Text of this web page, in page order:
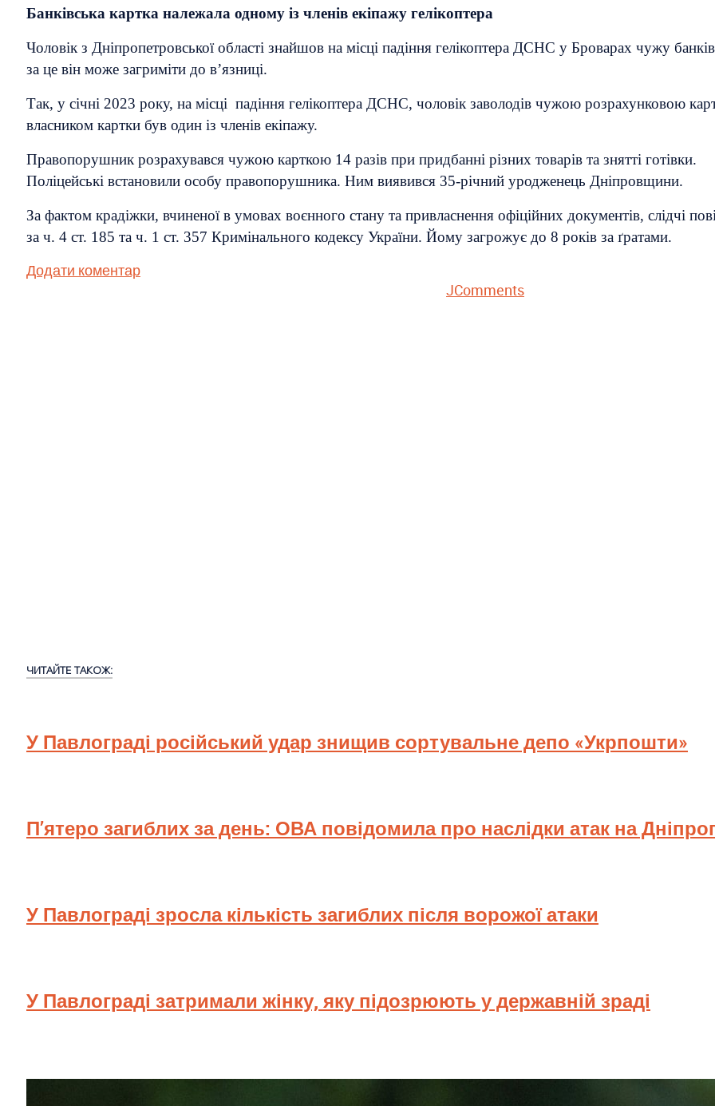
Банківська картка належала одному із членів екіпажу гелікоптера
Чоловік з Дніпропетровської області знайшов на місці падіння гелікоптера ДСНС у Броварах чужу
за це він може загриміти до в’язниці.
Так, у січні 2023 року, на місці падіння гелікоптера ДСНС, чоловік заволодів чужою розрахунковою
власником картки був один із членів екіпажу.
Правопорушник розрахувався чужою карткою 14 разів при придбанні різних товарів та знятті готівки.
Поліцейські встановили особу правопорушника. Ним виявився 35-річний уродженець Дніпровщини.
За фактом крадіжки, вчиненої в умовах воєнного стану та привласнення офіційних документів, слідчі
за ч. 4 ст. 185 та ч. 1 ст. 357 Кримінального кодексу України. Йому загрожує до 8 років за ґратами.
Додати коментар
JComments
ЧИТАЙТЕ ТАКОЖ:
У Павлограді російський удар знищив сортувальне депо «Укрпошти»
П’ятеро загиблих за день: ОВА повідомила про наслідки атак на
У Павлограді зросла кількість загиблих після ворожої атаки
У Павлограді затримали жінку, яку підозрюють у державній зраді